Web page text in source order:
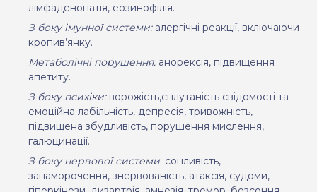
лімфаденопатія, еозинофілія.
З боку імунної системи:алергічні реакції, включаючи
кропив’янку.
Метаболічні порушення:анорексія, підвищення
апетиту.
З боку психіки: ворожість,сплутаність свідомості та
емоційна лабільність, депресія, тривожність,
підвищена збудливість, порушення мислення,
галюцинації.
З боку нервової системи: сонливість,
запаморочення, знервованість, атаксія, судоми,